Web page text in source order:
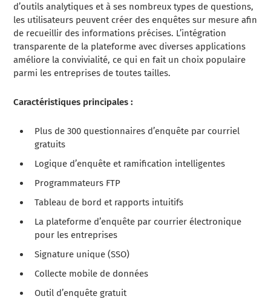
d’outils analytiques et à ses nombreux types de questions,
les utilisateurs peuvent créer des enquêtes sur mesure afin
de recueillir des informations précises. L’intégration
transparente de la plateforme avec diverses applications
améliore la convivialité, ce qui en fait un choix populaire
parmi les entreprises de toutes tailles.
Caractéristiques principales :
Plus de 300 questionnaires d’enquête par courriel
gratuits
Logique d’enquête et ramification intelligentes
Programmateurs FTP
Tableau de bord et rapports intuitifs
La plateforme d’enquête par courrier électronique
pour les entreprises
Signature unique (SSO)
Collecte mobile de données
Outil d’enquête gratuit